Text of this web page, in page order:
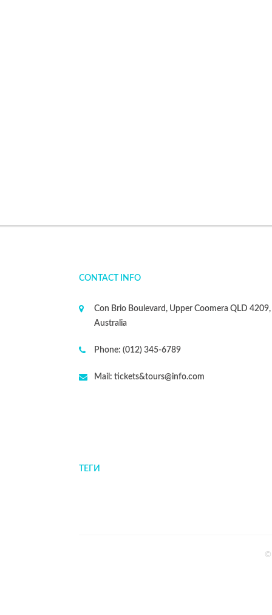
CONTACT INFO
Con Brio Boulevard, Upper Coomera QLD 4209,
Australia
Phone: (012) 345-6789
Mail: tickets&tours@info.com
ТЕГИ
©